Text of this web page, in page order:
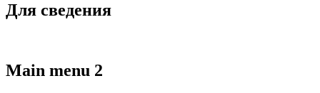
Для сведения
Main menu 2